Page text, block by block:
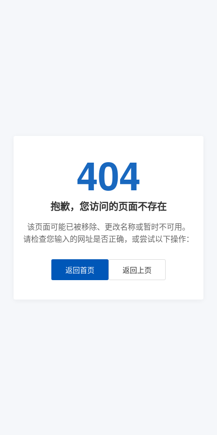
404
抱歉，您访问的页面不存在
该页面可能已被移除、更改名称或暂时不可用。
请检查您输入的网址是否正确，或尝试以下操作：
返回首页 返回上页